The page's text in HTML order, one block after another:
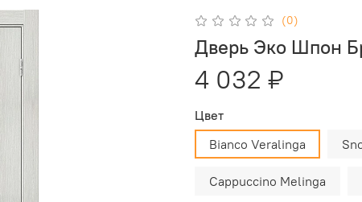
(0)
Дверь Эко Шпон
4 032 ₽
Цвет
Bianco Veralinga
Cappuccino Melinga